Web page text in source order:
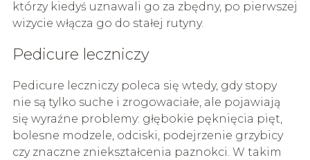
którzy kiedyś uznawali go za zbędny, po pierwszej
wizycie włącza go do stałej rutyny.
Pedicure leczniczy
Pedicure leczniczy poleca się wtedy, gdy stopy
nie są tylko suche i zrogowaciałe, ale pojawiają
się wyraźne problemy: głębokie pęknięcia pięt,
bolesne modzele, odciski, podejrzenie grzybicy
czy znaczne zniekształcenia paznokci. W takim